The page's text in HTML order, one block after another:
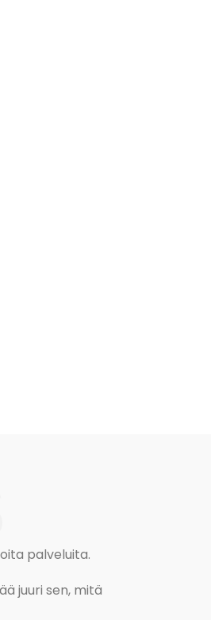
palveluita.
juuri sen, mitä